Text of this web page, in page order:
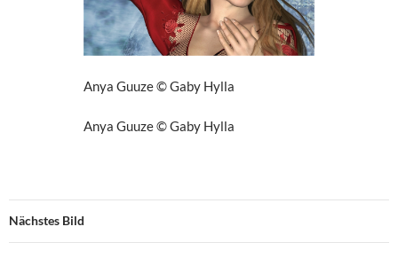
Anya Guuze © Gaby Hylla
Anya Guuze © Gaby Hylla
Nächstes Bild